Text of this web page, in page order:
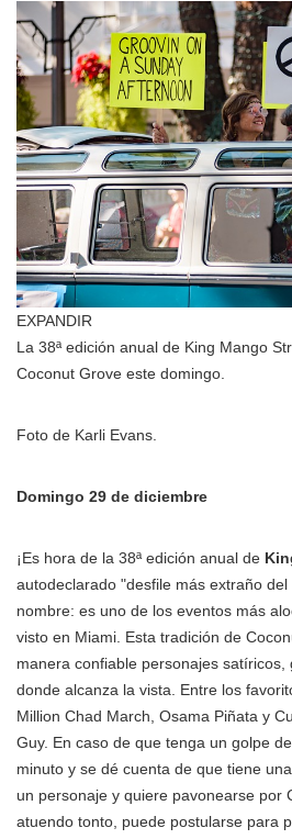
EXPANDIR
La 38ª edición anual de King Mango
Coconut Grove este domingo.
Foto de Karli Evans.
Domingo 29 de diciembre
¡Es hora de la 38ª edición anual de
autodeclarado "desfile más extraño
nombre: es uno de los eventos más
visto en Miami. Esta tradición de
manera confiable personajes satíricos,
donde alcanza la vista. Entre los
Million Chad March, Osama Piñata y
Guy. En caso de que tenga un golpe
minuto y se dé cuenta de que tiene
un personaje y quiere pavonearse por
atuendo tonto, puede postularse para